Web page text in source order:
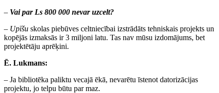
– Vai par Ls 800 000 nevar uzcelt?
– Upīšu skolas piebūves celtniecībai izstrādāts tehniskais projekts un
kopējās izmaksās ir 3 miljoni latu. Tas nav mūsu izdomājums, bet
projektētāju aprēķini.
Ē. Lukmans:
– Ja bibliotēka paliktu vecajā ēkā, nevarētu īstenot datorizācijas
projektu, jo telpu būtu par maz.